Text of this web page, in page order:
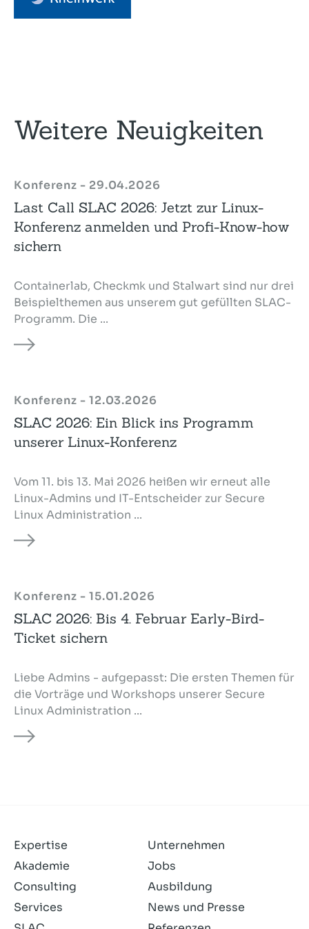
Weitere Neuigkeiten
Konferenz - 29.04.2026
Last Call SLAC 2026: Jetzt zur Linux-
Konferenz anmelden und Profi-Know-how
sichern
Containerlab, Checkmk und Stalwart sind nur drei
Beispielthemen aus unserem gut gefüllten SLAC-
Programm. Die ...
Konferenz - 12.03.2026
SLAC 2026: Ein Blick ins Programm
unserer Linux-Konferenz
Vom 11. bis 13. Mai 2026 heißen wir erneut alle
Linux-Admins und IT-Entscheider zur Secure
Linux Administration ...
Konferenz - 15.01.2026
SLAC 2026: Bis 4. Februar Early-Bird-
Ticket sichern
Liebe Admins - aufgepasst: Die ersten Themen für
die Vorträge und Workshops unserer Secure
Linux Administra­tion ...
Expertise
Akademie
Consulting
Services
Unternehmen
Jobs
Ausbildung
News und Presse